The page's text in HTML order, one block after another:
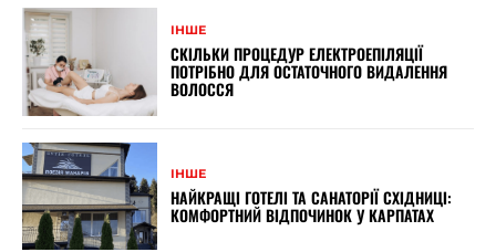
ІНШЕ
СКІЛЬКИ ПРОЦЕДУР ЕЛЕКТРОЕПІЛЯЦІЇ
ПОТРІБНО ДЛЯ ОСТАТОЧНОГО ВИДАЛЕННЯ
ВОЛОССЯ
ІНШЕ
НАЙКРАЩІ ГОТЕЛІ ТА САНАТОРІЇ СХІДНИЦІ:
КОМФОРТНИЙ ВІДПОЧИНОК У КАРПАТАХ